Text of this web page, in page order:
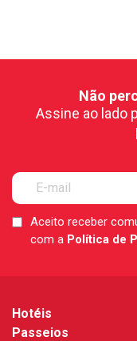
Não
Assine ao lado
LGPDAceito receber
com a Política de
Hotéis
Passeios